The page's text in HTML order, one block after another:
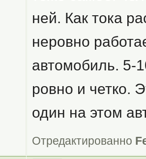
ней. Как тока
неровно
автомобиль. 5-
ровно и четко.
один на этом
Отредактированно